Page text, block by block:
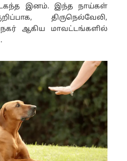
இனம். இந்த நாய்கள்
திருநெல்வேலி,
ஆகிய மாவட்டங்களில்